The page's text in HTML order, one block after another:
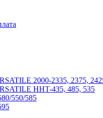
2000-2335, 2375,
HHT-435, 485, 535
550/585